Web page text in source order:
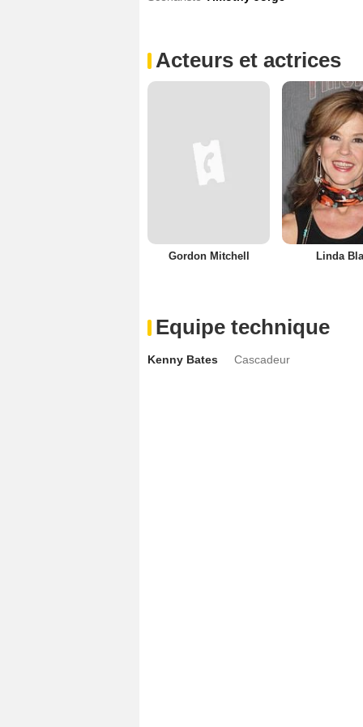
Acteurs et actrices
Gordon Mitchell Linda
Equipe technique
Kenny Bates Cascadeur